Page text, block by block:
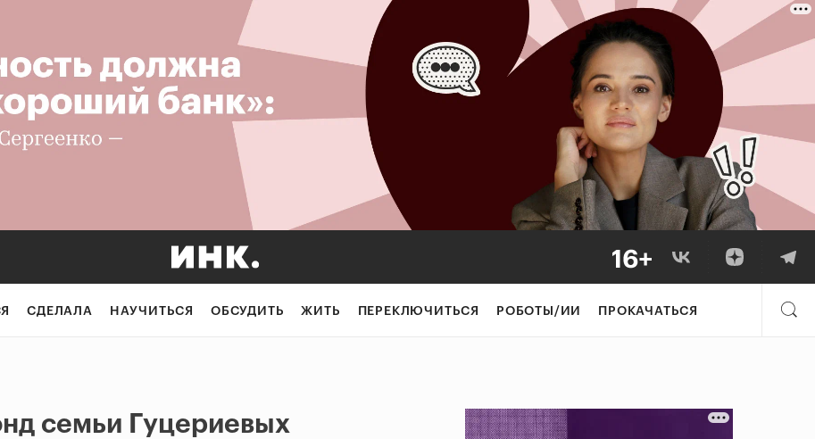
СДЕЛАЛА НАУЧИТЬСЯ ОБСУДИТЬ ЖИТЬ ПЕРЕКЛЮЧИТЬСЯ РОБОТЫ/ИИ ПРОКАЧАТЬСЯ
семьи Гуцериевых